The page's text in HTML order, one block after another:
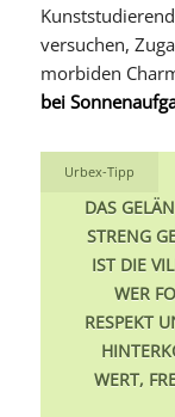
versuchen,
morbiden
bei
Urbex-Tipp
DAS
STRENG
IST DIE
ER
ESPEKT
ERT,